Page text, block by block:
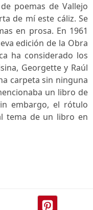
poemas de Vallejo
de mí este cáliz. Se
en prosa. En 1961
edición de la Obra
ha considerado los
Georgette y Raúl
carpeta sin ninguna
un libro de
embargo, el rótulo
tema de un libro en